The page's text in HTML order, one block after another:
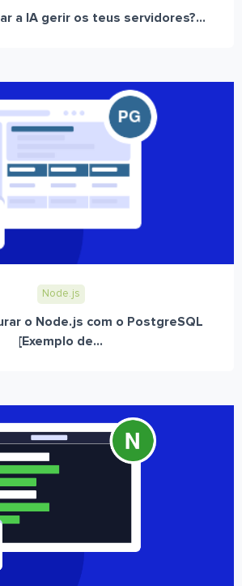
a IA gerir os teus servidores?...
Node.js
o Node.js com o PostgreSQL
[Exemplo de...